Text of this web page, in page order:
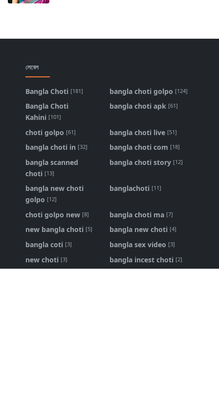
লেবেল
Bangla Choti [181] bangla choti golpo [124]
Bangla Choti
Kahini [101]
bangla choti apk [61]
choti golpo [61] bangla choti live [51]
bangla choti in [32] bangla choti com [18]
bangla scanned
choti [13]
bangla choti story [12]
bangla new choti
golpo [12]
banglachoti [11]
choti golpo new [8] bangla choti ma [7]
new bangla choti [5] bangla new choti [4]
bangla coti [3] bangla sex video [3]
new choti [3] bangla incest choti [2]